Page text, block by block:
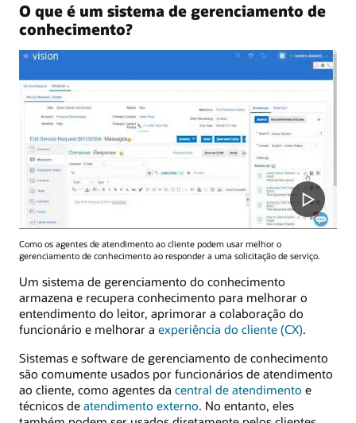
O que é um sistema de gerenciamento de
conhecimento?
Como os agentes de atendimento ao cliente podem usar melhor o
gerenciamento de conhecimento ao responder a uma solicitação de serviço.
Um sistema de gerenciamento do conhecimento
armazena e recupera conhecimento para melhorar o
entendimento do leitor, aprimorar a colaboração do
funcionário e melhorar a experiência do cliente (CX).
Sistemas e software de gerenciamento de conhecimento
são comumente usados por funcionários de atendimento
ao cliente, como agentes da central de atendimento e
técnicos de atendimento externo. No entanto, eles